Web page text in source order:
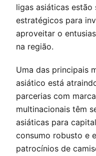
ligas asiáticas
estratégicos para
aproveitar o
na região.
Uma das principais
asiático está
parcerias com
multinacionais têm
asiáticas para
consumo robusto e
patrocínios de